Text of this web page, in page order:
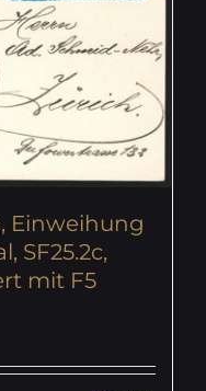
Einweihung
SF25.2c,
mit F5